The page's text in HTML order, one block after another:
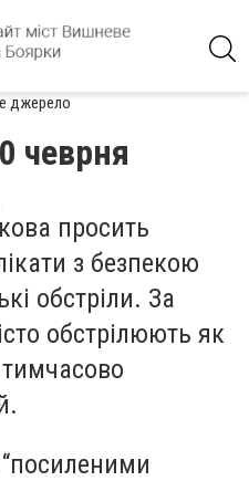
джерело
чеврня
просить
з безпекою
обстріли. За
обстрілюють як
тимчасово
“посиленими